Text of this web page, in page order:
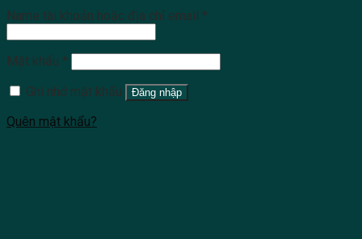
Name tài khoản hoặc địa chỉ email *
Mật khẩu *
Ghi nhớ mật khẩu
Đăng nhập
Quên mật khẩu?